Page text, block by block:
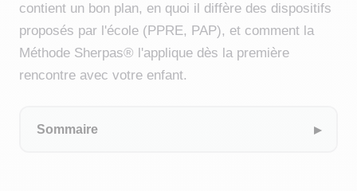
contient un bon plan, en quoi il diffère des dispositifs
proposés par l'école (PPRE, PAP), et comment la
Méthode Sherpas® l'applique dès la première
rencontre avec votre enfant.
Sommaire